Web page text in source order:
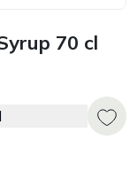
70 cl